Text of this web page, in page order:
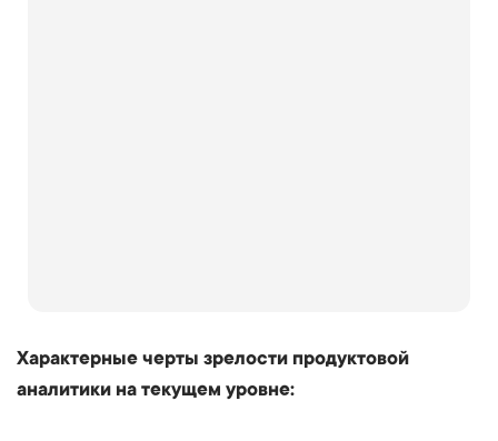
Характерные черты зрелости продуктовой
аналитики на текущем уровне: